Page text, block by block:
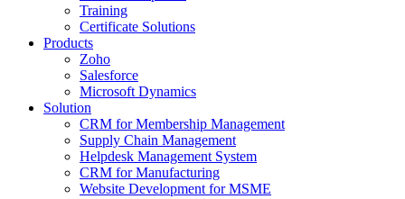
Training
Certificate Solutions
Products
Zoho
Salesforce
Microsoft Dynamics
Solution
CRM for Membership Management
Supply Chain Management
Helpdesk Management System
CRM for Manufacturing
Website Development for MSME